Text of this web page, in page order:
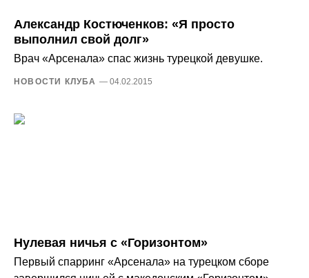
Александр Костюченков: «Я просто
выполнил свой долг»
Врач «Арсенала» спас жизнь турецкой девушке.
НОВОСТИ КЛУБА — 04.02.2015
Нулевая ничья с «Горизонтом»
Первый спарринг «Арсенала» на турецком сборе